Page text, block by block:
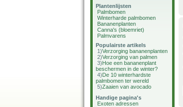
Plantenlijsten
Palmbomen
Winterharde palmbomen
Bananenplanten
Canna's (bloemriet)
Palmvarens
Populairste artikels
1)Verzorging bananenplanten
2)Verzorging van palmen
3)Hoe een bananenplant
beschermen in de winter?
4)De 10 winterhardste
palmbomen ter wereld
5)Zaaien van avocado
Handige pagina's
Exoten adressen